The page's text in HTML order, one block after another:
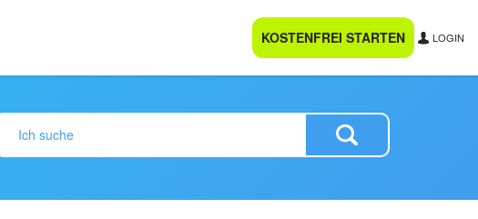
KOSTENFREI STARTEN LOGIN